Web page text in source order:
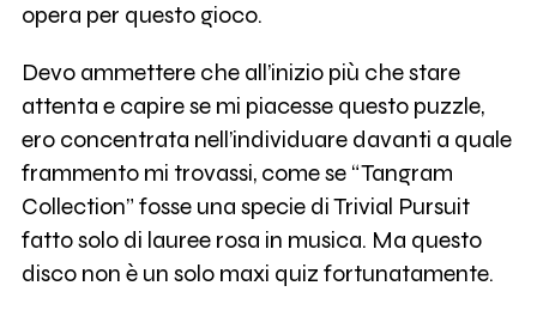
opera per questo gioco.
Devo ammettere che all’inizio più che stare
attenta e capire se mi piacesse questo puzzle,
ero concentrata nell’individuare davanti a quale
frammento mi trovassi, come se “Tangram
Collection” fosse una specie di Trivial Pursuit
fatto solo di lauree rosa in musica. Ma questo
disco non è un solo maxi quiz fortunatamente.